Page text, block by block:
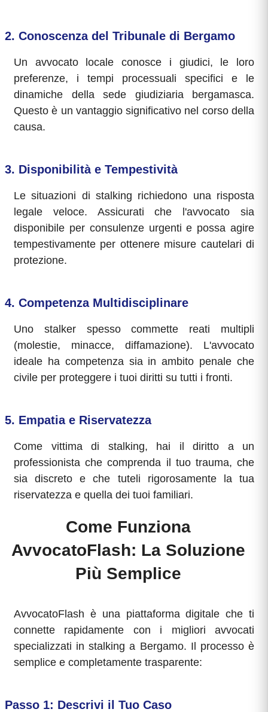
2. Conoscenza del Tribunale di Bergamo
Un avvocato locale conosce i giudici, le loro
preferenze, i tempi processuali specifici e le
dinamiche della sede giudiziaria bergamasca.
Questo è un vantaggio significativo nel corso della
causa.
3. Disponibilità e Tempestività
Le situazioni di stalking richiedono una risposta
legale veloce. Assicurati che l'avvocato sia
disponibile per consulenze urgenti e possa agire
tempestivamente per ottenere misure cautelari di
protezione.
4. Competenza Multidisciplinare
Uno stalker spesso commette reati multipli
(molestie, minacce, diffamazione). L'avvocato
ideale ha competenza sia in ambito penale che
civile per proteggere i tuoi diritti su tutti i fronti.
5. Empatia e Riservatezza
Come vittima di stalking, hai il diritto a un
professionista che comprenda il tuo trauma, che
sia discreto e che tuteli rigorosamente la tua
riservatezza e quella dei tuoi familiari.
Come Funziona
AvvocatoFlash: La Soluzione
Più Semplice
AvvocatoFlash è una piattaforma digitale che ti
connette rapidamente con i migliori avvocati
specializzati in stalking a Bergamo. Il processo è
semplice e completamente trasparente:
Passo 1: Descrivi il Tuo Caso